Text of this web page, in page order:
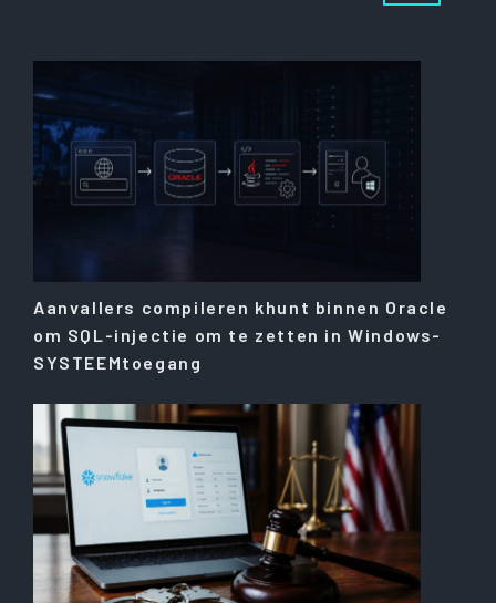
Aanvallers compileren khunt binnen Oracle
om SQL-injectie om te zetten in Windows-
SYSTEEMtoegang